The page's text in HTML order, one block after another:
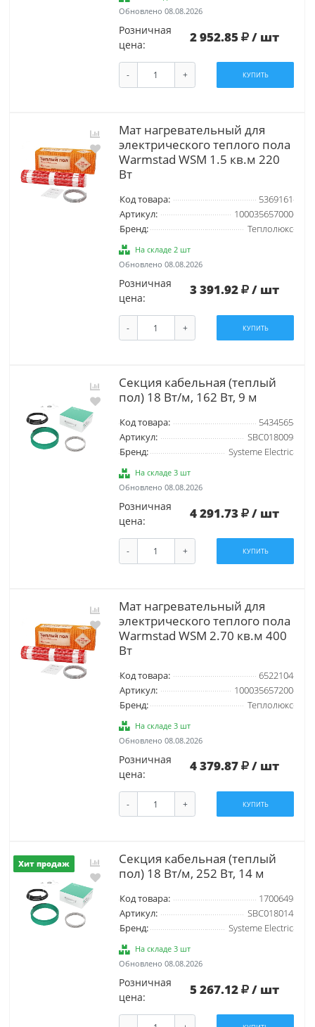
Обновлено 08.08.2026
Розничная
цена:
2 952.85 / шт
- + КУПИТЬ
Мат нагревательный для
электрического теплого пола
Warmstad WSM 1.5 кв.м 220
Вт
Код товара:
5369161
Артикул:
100035657000
Бренд:
Теплолюкс
На складе 2 шт
Обновлено 08.08.2026
Розничная
цена:
3 391.92 / шт
- + КУПИТЬ
Секция кабельная (теплый
пол) 18 Вт/м, 162 Вт, 9 м
Код товара:
5434565
Артикул:
SBC018009
Бренд:
Systeme Electric
На складе 3 шт
Обновлено 08.08.2026
Розничная
цена:
4 291.73 / шт
- + КУПИТЬ
Мат нагревательный для
электрического теплого пола
Warmstad WSM 2.70 кв.м 400
Вт
Код товара:
6522104
Артикул:
100035657200
Бренд:
Теплолюкс
На складе 3 шт
Обновлено 08.08.2026
Розничная
цена:
4 379.87 / шт
- + КУПИТЬ
Хит продаж
Секция кабельная (теплый
пол) 18 Вт/м, 252 Вт, 14 м
Код товара:
1700649
Артикул:
SBC018014
Бренд:
Systeme Electric
На складе 3 шт
Обновлено 08.08.2026
Розничная
цена:
5 267.12 / шт